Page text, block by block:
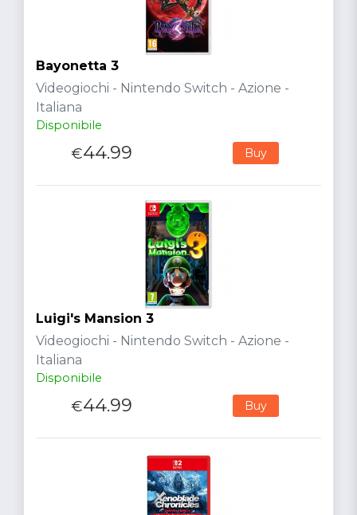
Bayonetta 3
Videogiochi - Nintendo Switch - Azione -
Italiana
Disponibile
€44.99 Buy
Luigi's Mansion 3
Videogiochi - Nintendo Switch - Azione -
Italiana
Disponibile
€44.99 Buy